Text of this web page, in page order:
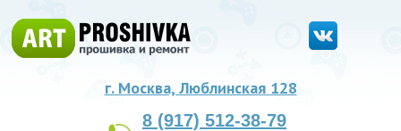
г. Москва, Люблинская 128
8 (917) 512-38-79